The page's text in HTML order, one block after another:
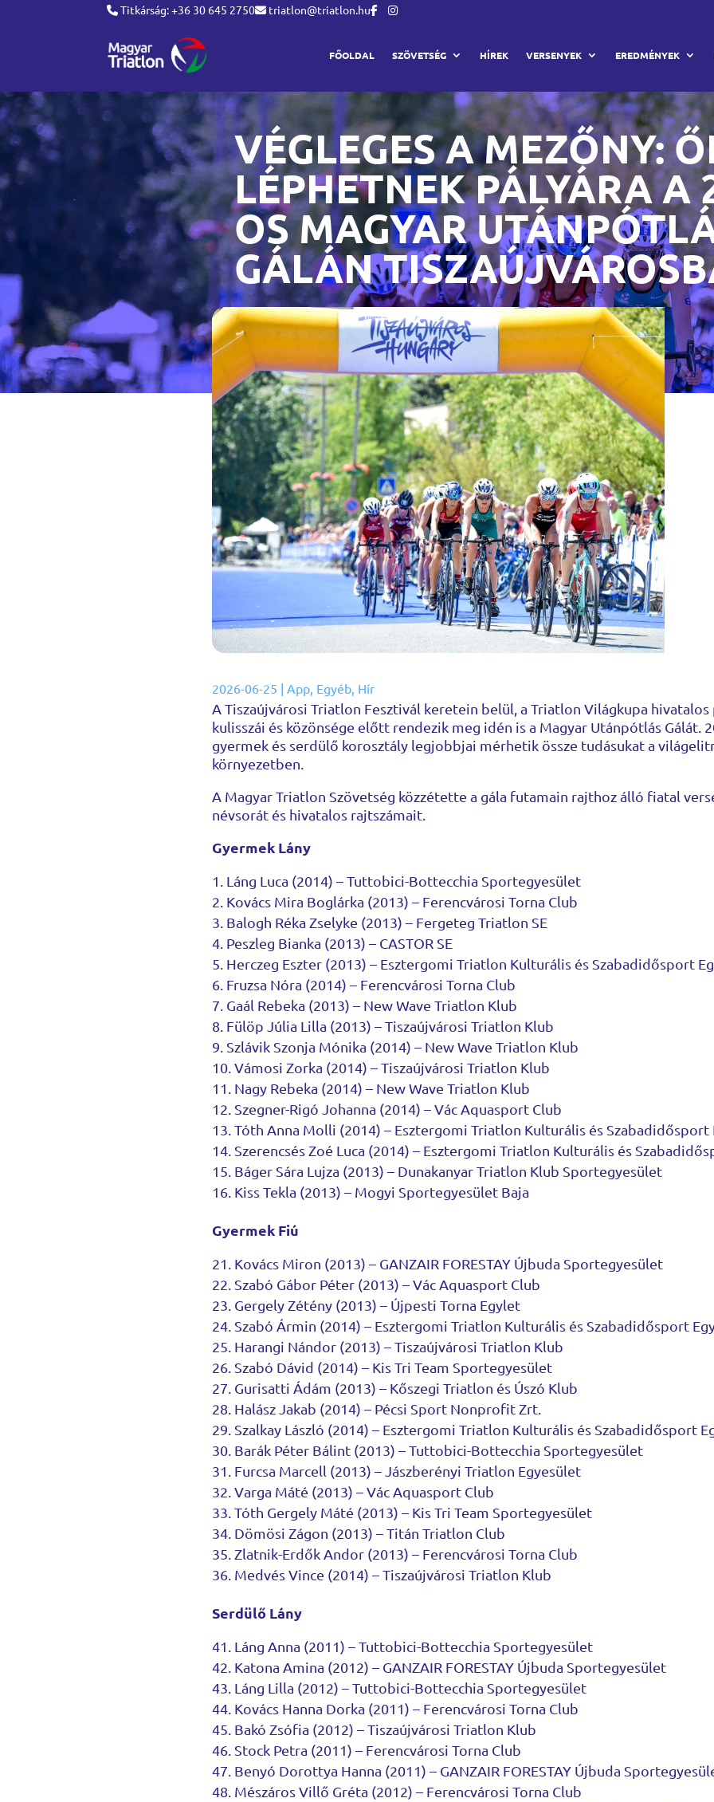
Titkárság: +36 30 645 2750 triatlon@triatlon.hu
FŐOLDAL SZÖVETSÉG HÍREK VERSENYEK EREDMÉNYEK
VÉGLEGES A MEZŐNY:
LÉPHETNEK PÁLYÁRA A
OS MAGYAR
GÁLÁN
2026-06-25 | App Egyéb Hír
A Tiszaújvárosi Triatlon Fesztivál keretein belül, a Triatlon Világkupa hivatalos
kulisszái és közönsége előtt rendezik meg idén is a Magyar Utánpótlás Gálát.
gyermek és serdülő korosztály legjobbjai mérhetik össze tudásukat a
környezetben.
A Magyar Triatlon Szövetség közzétette a gála futamain rajthoz álló fiatal
névsorát és hivatalos rajtszámait.
Gyermek Lány
Láng Luca (2014) – Tuttobici-Bottecchia Sportegyesület
Kovács Mira Boglárka (2013) – Ferencvárosi Torna Club
Balogh Réka Zselyke (2013) – Fergeteg Triatlon SE
Peszleg Bianka (2013) – CASTOR SE
Herczeg Eszter (2013) – Esztergomi Triatlon Kulturális és Szabadidősport
Fruzsa Nóra (2014) – Ferencvárosi Torna Club
Gaál Rebeka (2013) – New Wave Triatlon Klub
Fülöp Júlia Lilla (2013) – Tiszaújvárosi Triatlon Klub
Szlávik Szonja Mónika (2014) – New Wave Triatlon Klub
Vámosi Zorka (2014) – Tiszaújvárosi Triatlon Klub
Nagy Rebeka (2014) – New Wave Triatlon Klub
Szegner-Rigó Johanna (2014) – Vác Aquasport Club
Tóth Anna Molli (2014) – Esztergomi Triatlon Kulturális és Szabadidősport
Szerencsés Zoé Luca (2014) – Esztergomi Triatlon Kulturális és
Báger Sára Lujza (2013) – Dunakanyar Triatlon Klub Sportegyesület
Kiss Tekla (2013) – Mogyi Sportegyesület Baja
Gyermek Fiú
Kovács Miron (2013) – GANZAIR FORESTAY Újbuda Sportegyesület
Szabó Gábor Péter (2013) – Vác Aquasport Club
Gergely Zétény (2013) – Újpesti Torna Egylet
Szabó Ármin (2014) – Esztergomi Triatlon Kulturális és Szabadidősport
Harangi Nándor (2013) – Tiszaújvárosi Triatlon Klub
Szabó Dávid (2014) – Kis Tri Team Sportegyesület
Gurisatti Ádám (2013) – Kőszegi Triatlon és Úszó Klub
Halász Jakab (2014) – Pécsi Sport Nonprofit Zrt.
Szalkay László (2014) – Esztergomi Triatlon Kulturális és Szabadidősport
Barák Péter Bálint (2013) – Tuttobici-Bottecchia Sportegyesület
Furcsa Marcell (2013) – Jászberényi Triatlon Egyesület
Varga Máté (2013) – Vác Aquasport Club
Tóth Gergely Máté (2013) – Kis Tri Team Sportegyesület
Dömösi Zágon (2013) – Titán Triatlon Club
Zlatnik-Erdők Andor (2013) – Ferencvárosi Torna Club
Medvés Vince (2014) – Tiszaújvárosi Triatlon Klub
Serdülő Lány
Láng Anna (2011) – Tuttobici-Bottecchia Sportegyesület
Katona Amina (2012) – GANZAIR FORESTAY Újbuda Sportegyesület
Láng Lilla (2012) – Tuttobici-Bottecchia Sportegyesület
Kovács Hanna Dorka (2011) – Ferencvárosi Torna Club
Bakó Zsófia (2012) – Tiszaújvárosi Triatlon Klub
Stock Petra (2011) – Ferencvárosi Torna Club
Benyó Dorottya Hanna (2011) – GANZAIR FORESTAY Újbuda
Mészáros Villő Gréta (2012) – Ferencvárosi Torna Club